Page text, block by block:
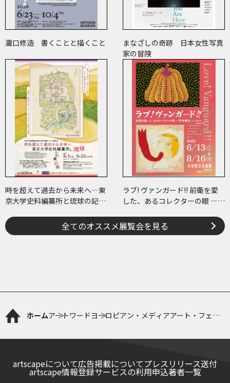
瀧口修造 書くことと描くこと
まなざしの奇跡 日本女性写真
家の冒険
時を超えて過去から未来へ―東
京大学史料編纂所と琉球の記
ラブ! ヴァンガード!! 前衛を愛
した、あるコレクターの眼 ―草
全てのオススメ展覧会を見る
ホームアートワード ヨーロピアン・メディアアート・フェス
artscapeについて広告掲載についてプレスリリース送付
artscape情報登録サービスの利用申込著者一覧